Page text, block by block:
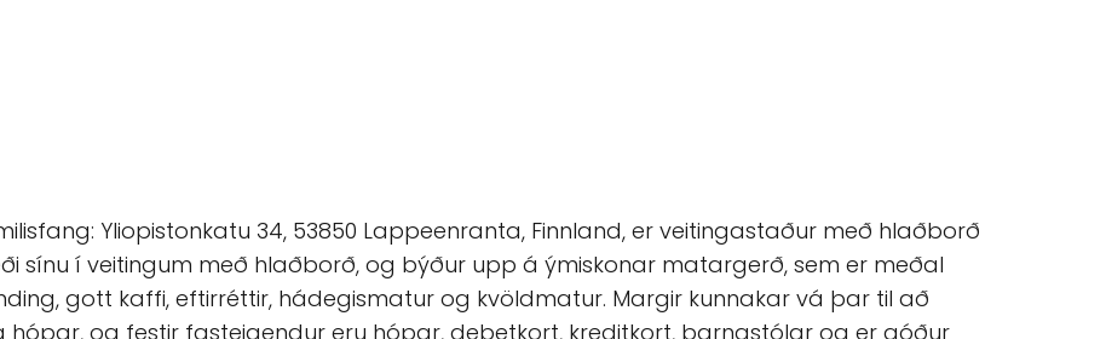
Yliopistonkatu 34, 53850 Lappeenranta, Finnland, er veitingastaður með hlaðborð
sínu í veitingum með hlaðborð, og býður upp á ýmiskonar matargerð, sem er meðal
gott kaffi, eftirréttir, hádegismatur og kvöldmatur. Margir kunnakar vá þar til að
og festir fasteigendur eru hópar, debetkort, kreditkort, barnastólar og er góður